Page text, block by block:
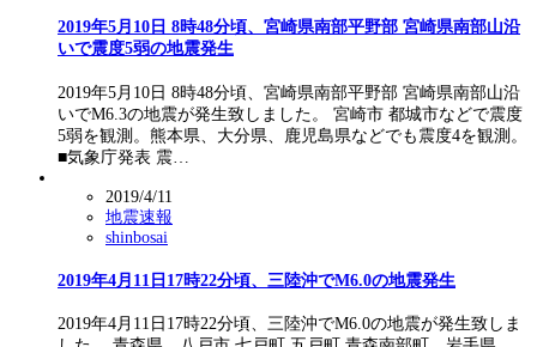
2019年5月10日 8時48分頃、宮崎県南部平野部 宮崎県南部山沿
いで震度5弱の地震発生
2019年5月10日 8時48分頃、宮崎県南部平野部 宮崎県南部山沿
いでM6.3の地震が発生致しました。 宮崎市 都城市などで震度
5弱を観測。熊本県、大分県、鹿児島県などでも震度4を観測。
■気象庁発表 震…
2019/4/11
地震速報
shinbosai
2019年4月11日17時22分頃、三陸沖でM6.0の地震発生
2019年4月11日17時22分頃、三陸沖でM6.0の地震が発生致しま